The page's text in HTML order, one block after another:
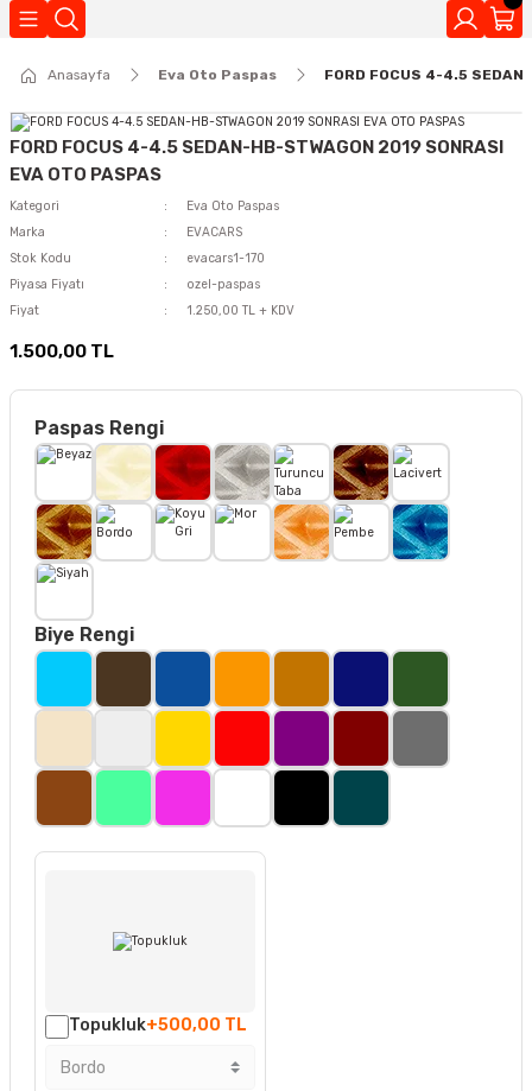
Anasayfa Eva Oto Paspas FORD FOCUS 4-4.5
FORD FOCUS 4-4.5 SEDAN-HB-STWAGON 2019 SONRASI
EVA OTO PASPAS
Kategori
Eva Oto Paspas
Marka
EVACARS
Stok Kodu
evacars1-170
Piyasa Fiyatı
ozel-paspas
Fiyat
1.250,00 TL + KDV
1.500,00 TL
Paspas Rengi
Biye Rengi
Topukluk+500,00 TL